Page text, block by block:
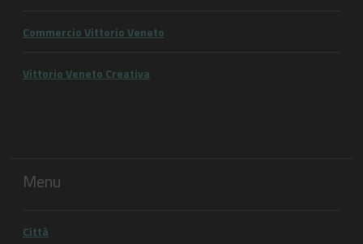
Commercio Vittorio Veneto
Vittorio Veneto Creativa
Menu
Città